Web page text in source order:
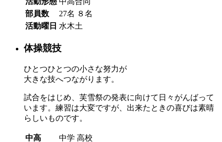
部員数
27名 ８名
活動曜日 水木土
体操競技
ひとつひとつの小さな努力が
大きな技へつながります。
試合をはじめ、芙雪祭の発表に向けて日々がんばって
います。練習は大変ですが、出来たときの喜びは素晴
らしいものです。
中高 中学 高校